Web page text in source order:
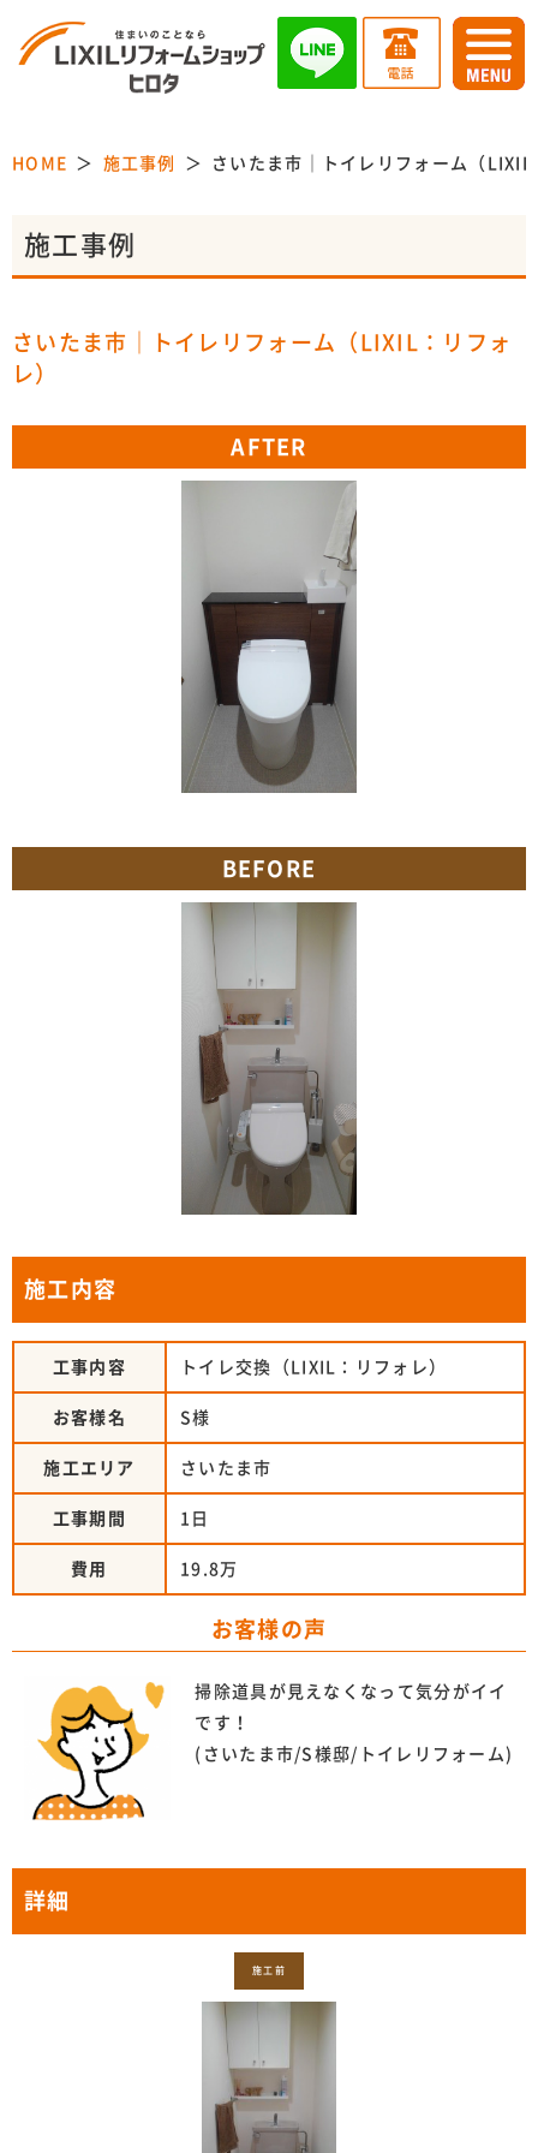
HOME 施工事例 さいたま市｜トイレリフォーム（LIXIL
施工事例
さいたま市｜トイレリフォーム（LIXIL：リフォ
レ）
AFTER
BEFORE
施工内容
工事内容 トイレ交換（LIXIL：リフォレ）
お客様名 S様
施工エリア さいたま市
工事期間 1日
費用 19.8万
お客様の声
掃除道具が見えなくなって気分がイイ
です！
(さいたま市/S様邸/トイレリフォーム)
詳細
施工前